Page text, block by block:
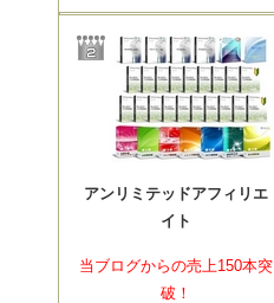
アンリミテッドアフィリエ
イト
当ブログからの売上150本突
破！